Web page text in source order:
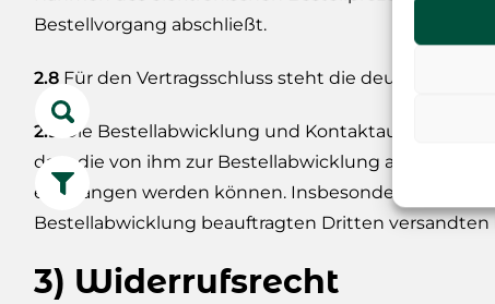
Bestellvorgang abschließt.
2.8 Für den Vertragsschluss steht die deutsche
2.9
Die Bestellabwicklung und Kontaktaufnahme
dass die von ihm zur Bestellabwicklung
empfangen werden können. Insbesondere hat der
Bestellabwicklung beauftragten Dritten versandten
3) Widerrufsrecht